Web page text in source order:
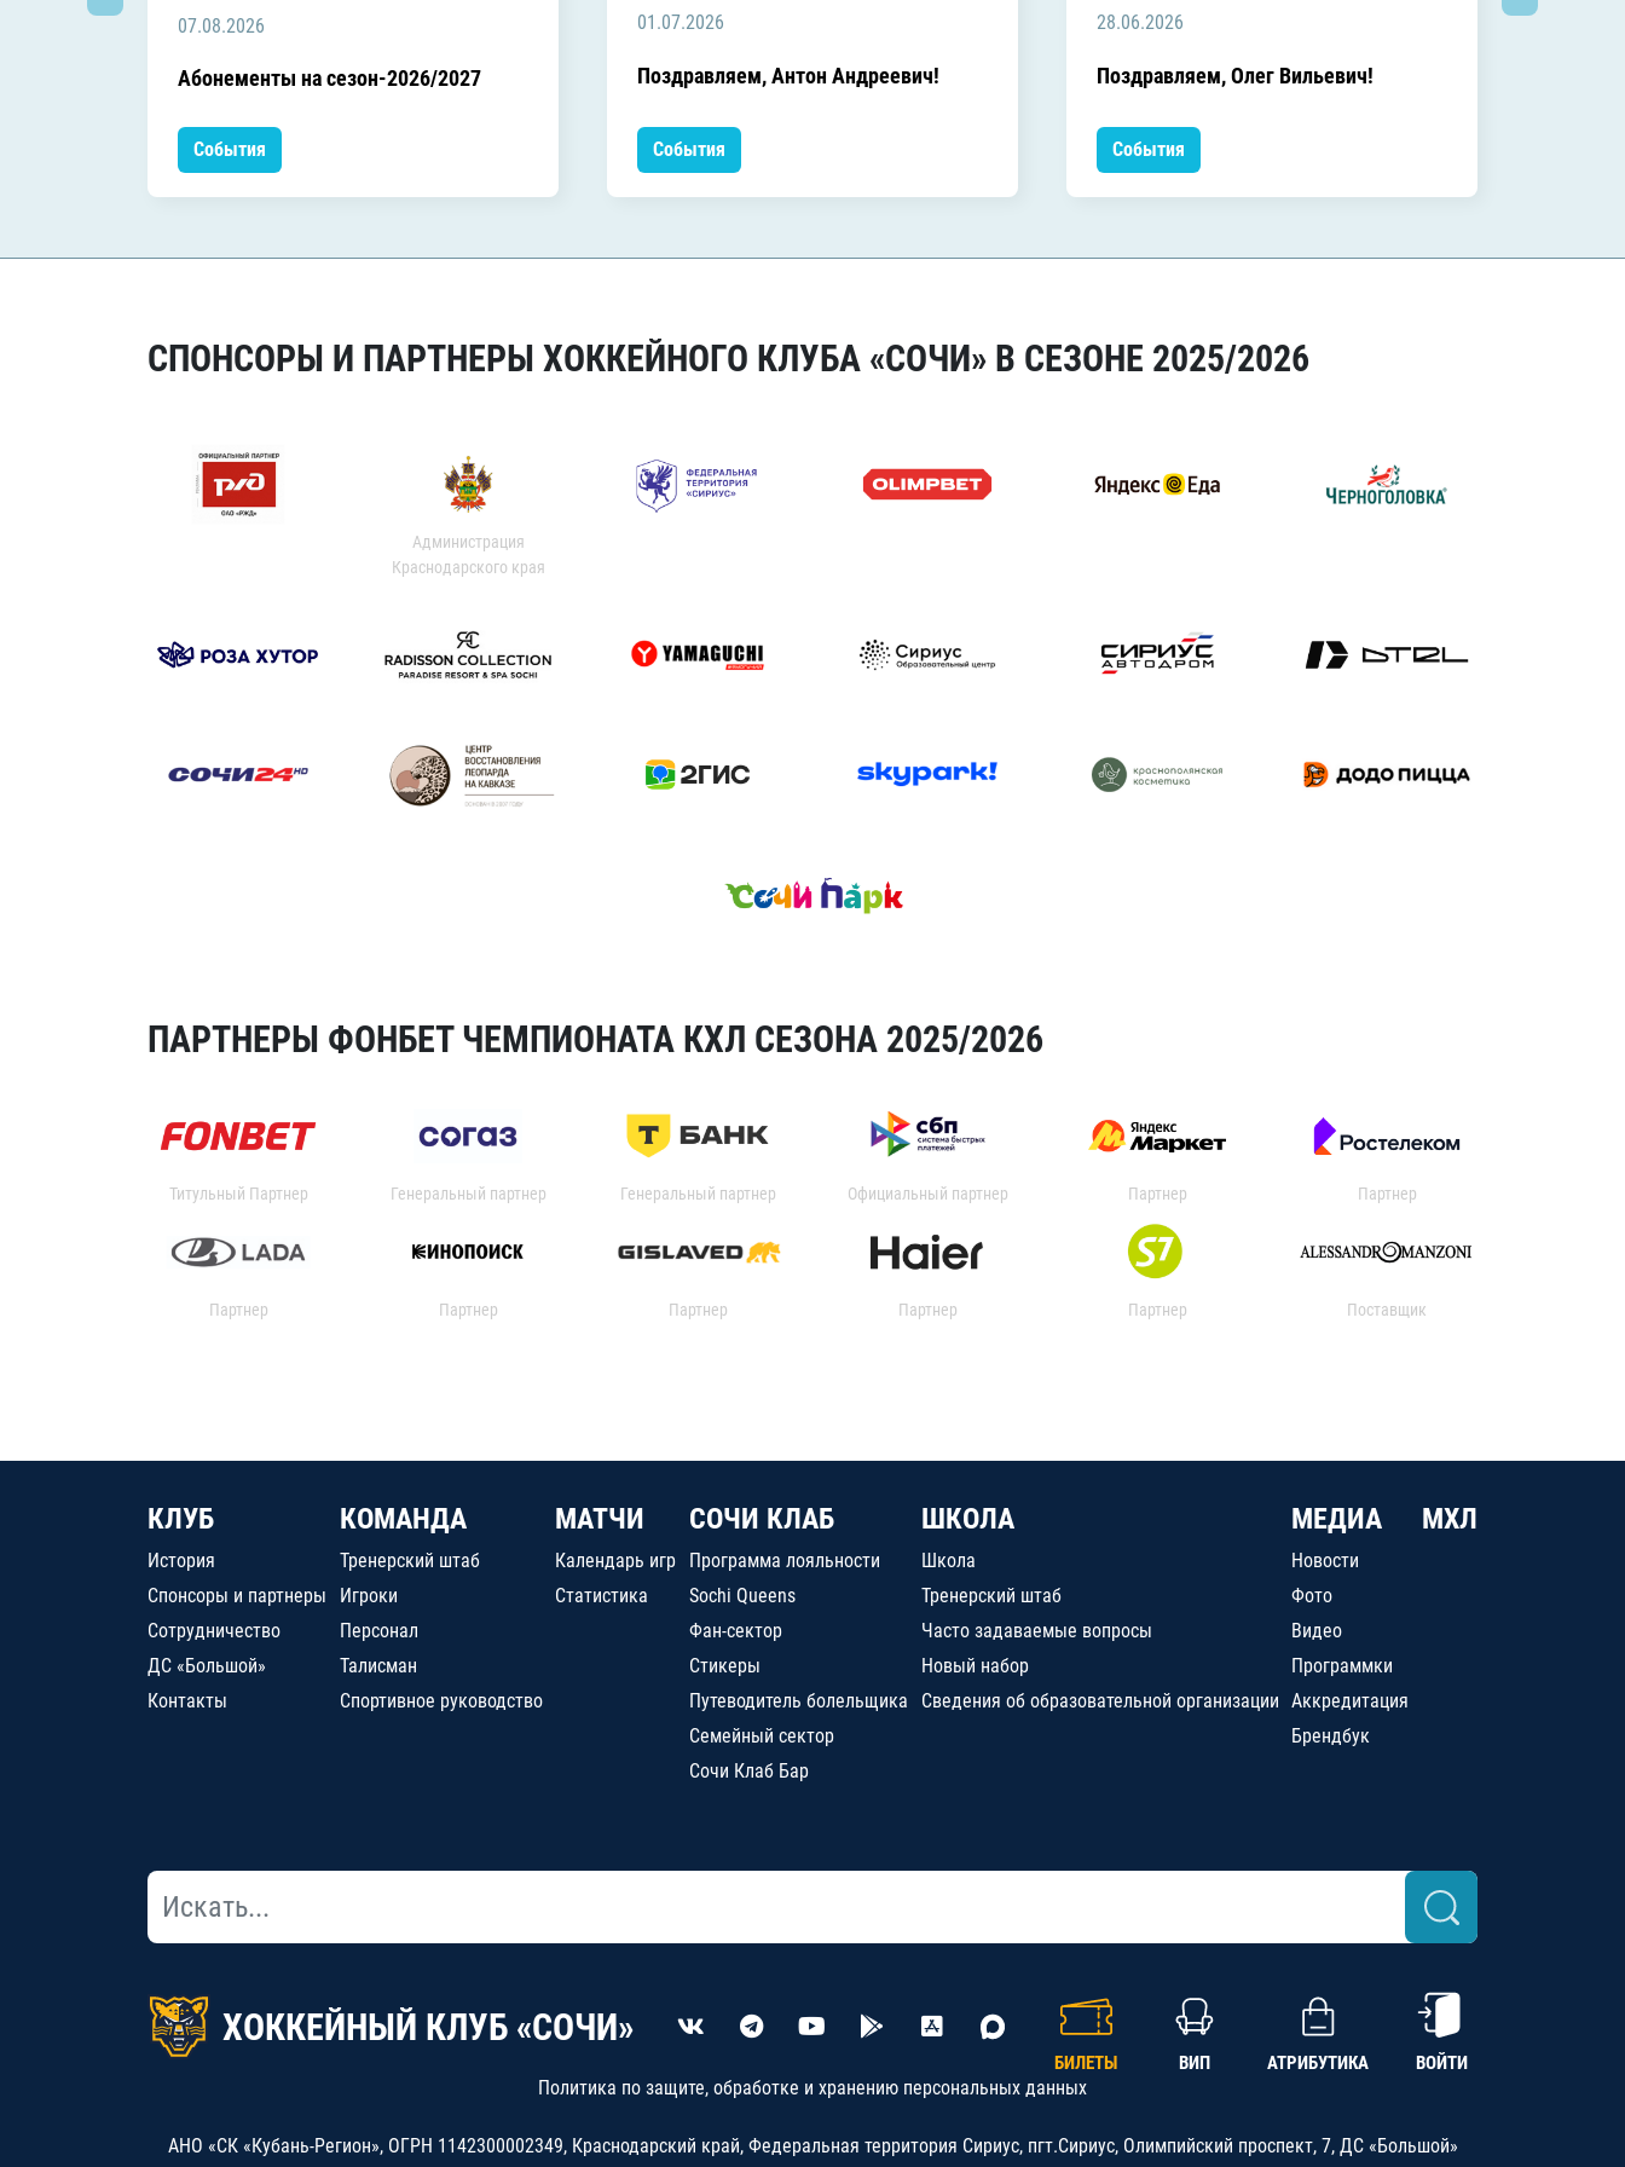
07.08.2026
Абонементы на сезон-2026/2027
События
01.07.2026
Поздравляем, Антон Андреевич!
События
28.06.2026
Поздравляем, Олег Вильевич!
События
СПОНСОРЫ И ПАРТНЕРЫ ХОККЕЙНОГО КЛУБА «СОЧИ» В СЕЗОНЕ 2025/2026
Администрация
Краснодарского края
ПАРТНЕРЫ ФОНБЕТ ЧЕМПИОНАТА КХЛ СЕЗОНА 2025/2026
Титульный Партнер Генеральный партнер Генеральный партнер Официальный партнер Партнер Партнер
Партнер Партнер Партнер Партнер Партнер Поставщик
КЛУБ
История
Спонсоры и партнеры
Сотрудничество
ДС «Большой»
Контакты
КОМАНДА
Тренерский штаб
Игроки
Персонал
Талисман
Спортивное руководство
МАТЧИ
Календарь игр
Статистика
СОЧИ КЛАБ
Программа лояльности
Sochi Queens
Фан-сектор
Стикеры
Путеводитель болельщика
Семейный сектор
Сочи Клаб Бар
ШКОЛА
Школа
Тренерский штаб
Часто задаваемые вопросы
Новый набор
Сведения об образовательной организации
МЕДИА
Новости
Фото
Видео
Программки
Аккредитация
Брендбук
МХЛ
ХОККЕЙНЫЙ КЛУБ «СОЧИ»
БИЛЕТЫ ВИП АТРИБУТИКА ВОЙТИ
Политика по защите, обработке и хранению персональных данных
АНО «СК «Кубань-Регион», ОГРН 1142300002349, Краснодарский край, Федеральная территория Сириус, пгт.Сириус, Олимпийский проспект, 7, ДС «Большой»